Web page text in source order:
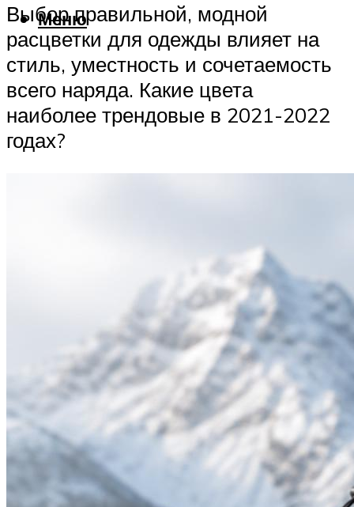
Меню
Выбор правильной, модной
расцветки для одежды влияет на
стиль, уместность и сочетаемость
всего наряда. Какие цвета
наиболее трендовые в 2021-2022
годах?